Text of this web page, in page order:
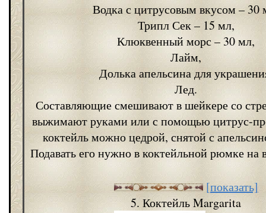
Водка с цитрусовым вкусом – 30
Трипл Сек – 15 мл,
Клюквенный морс – 30 мл,
Лайм,
Долька апельсина для
Лед.
Составляющие смешивают в шейкере со
выжимают руками или с помощью цитрус-
коктейль можно цедрой, снятой с
Подавать его нужно в коктейльной рюмке на
[показать]
5. Коктейль Margarita